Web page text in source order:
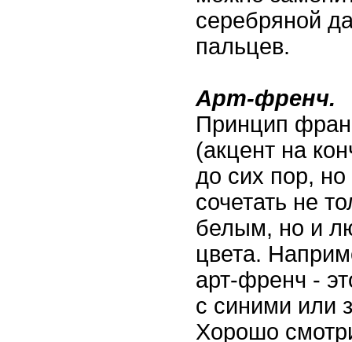
серебряной
пальцев.
Арт-френч.
Принцип
(акцент на
до сих пор,
сочетать не
белым, но и
цвета.
арт-френч -
с синими или
Хорошо